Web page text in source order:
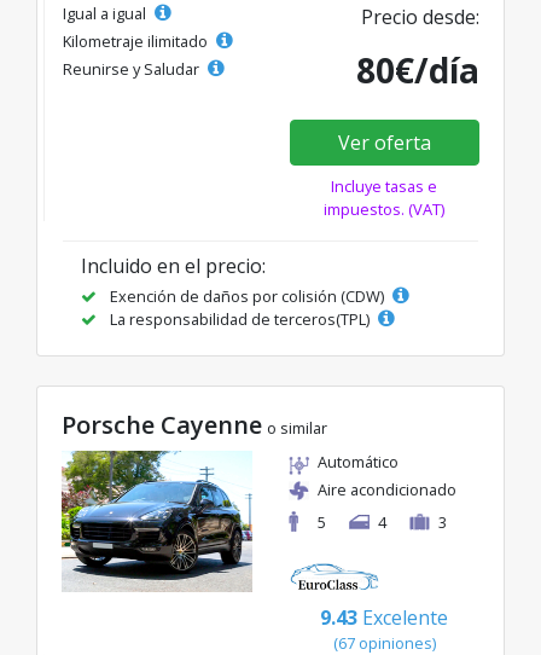
Igual a igual
Kilometraje ilimitado
Reunirse y Saludar
Precio desde:
80€/día
Ver oferta
Incluye tasas e
impuestos. (VAT)
Incluido en el precio:
Exención de daños por colisión (CDW)
La responsabilidad de terceros(TPL)
Porsche Cayenne o similar
Automático
Aire acondicionado
5
4 3
9.43 Excelente
(67 opiniones)